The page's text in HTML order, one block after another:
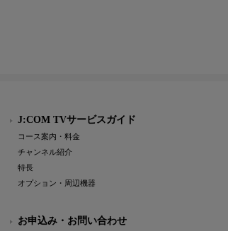
J:COM TVサービスガイド
コース案内・料金
チャンネル紹介
特長
オプション・周辺機器
お申込み・お問い合わせ